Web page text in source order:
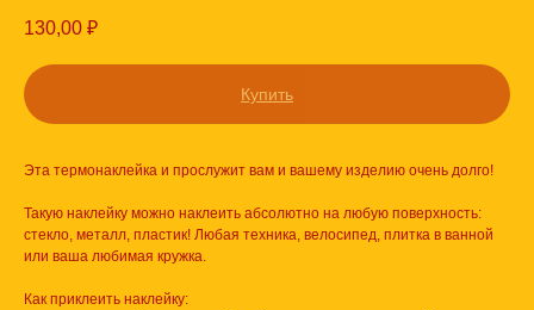
130,00 ₽
Купить
Эта термонаклейка и прослужит вам и вашему изделию очень долго!
Такую наклейку можно наклеить абсолютно на любую поверхность:
стекло, металл, пластик! Любая техника, велосипед, плитка в ванной
или ваша любимая кружка.
Как приклеить наклейку: